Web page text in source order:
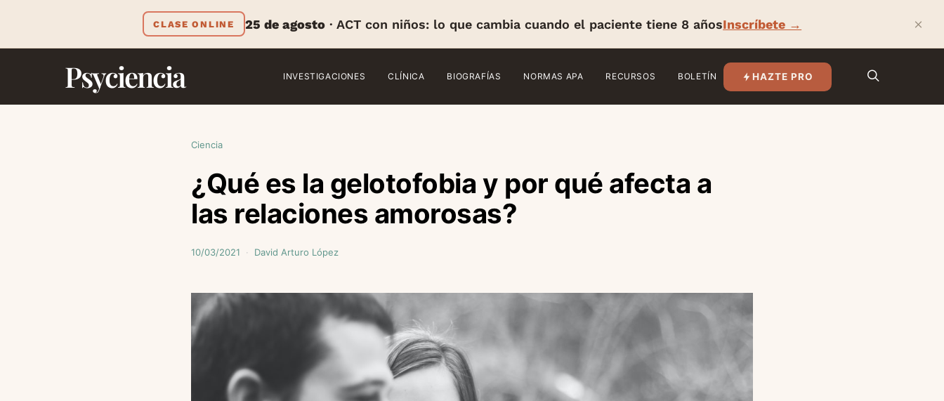
CLASE ONLINE 25 de agosto · ACT con niños: lo que cambia cuando el paciente tiene 8 añosInscríbete → ×
Psyciencia INVESTIGACIONES CLÍNICA BIOGRAFÍAS NORMAS APA RECURSOS BOLETÍN HAZTE PRO
Ciencia
¿Qué es la gelotofobia y por qué afecta a
las relaciones amorosas?
10/03/2021 David Arturo López